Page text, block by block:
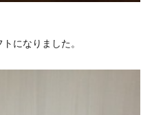
になりました。